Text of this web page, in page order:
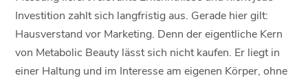
Investition zahlt sich langfristig aus. Gerade hier gilt:
Hausverstand vor Marketing. Denn der eigentliche Kern
von Metabolic Beauty lässt sich nicht kaufen. Er liegt in
einer Haltung und im Interesse am eigenen Körper, ohne